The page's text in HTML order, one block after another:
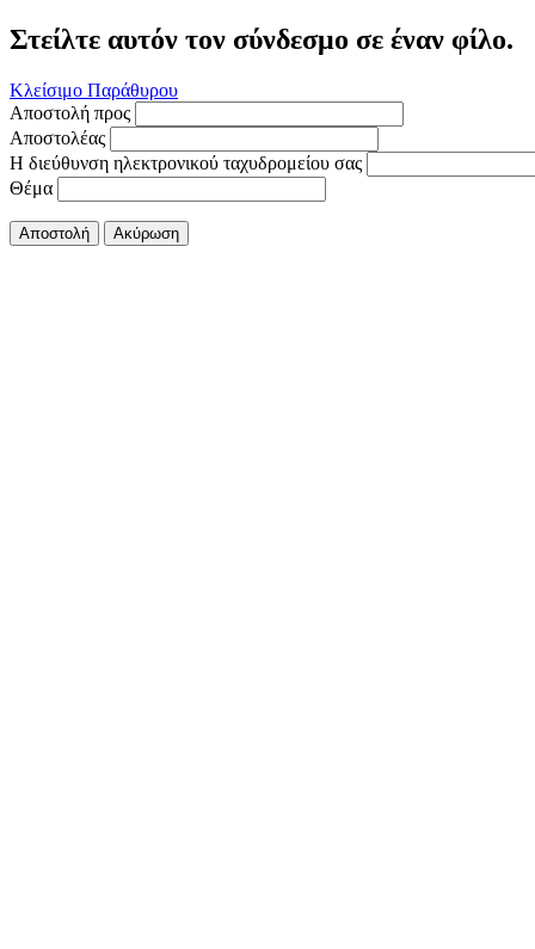
Στείλτε αυτόν τον σύνδεσμο σε έναν φίλο.
Κλείσιμο Παράθυρου
Αποστολή προς
Αποστολέας
Η διεύθυνση ηλεκτρονικού ταχυδρομείου σας
Θέμα
Αποστολή Ακύρωση